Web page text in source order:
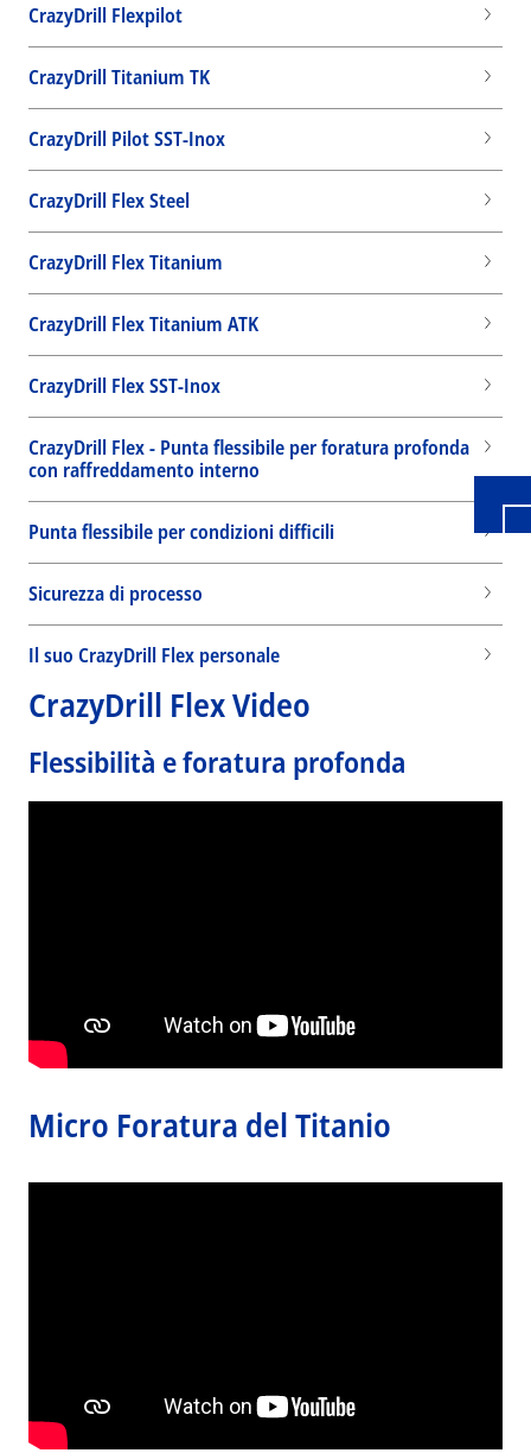
CrazyDrill Flexpilot
CrazyDrill Titanium TK
CrazyDrill Pilot SST-Inox
CrazyDrill Flex Steel
CrazyDrill Flex Titanium
CrazyDrill Flex Titanium ATK
CrazyDrill Flex SST-Inox
CrazyDrill Flex - Punta flessibile per foratura profonda
con raffreddamento interno
Punta flessibile per condizioni difficili
Sicurezza di processo
Il suo CrazyDrill Flex personale
CrazyDrill Flex Video
Flessibilità e foratura profonda
Micro Foratura del Titanio